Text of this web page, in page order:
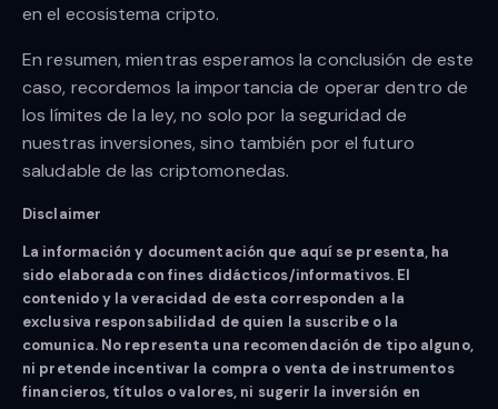
en el ecosistema cripto.
En resumen, mientras esperamos la conclusión de este
caso, recordemos la importancia de operar dentro de
los límites de la ley, no solo por la seguridad de
nuestras inversiones, sino también por el futuro
saludable de las criptomonedas.
Disclaimer
La información y documentación que aquí se presenta, ha
sido elaborada con fines didácticos/informativos. El
contenido y la veracidad de esta corresponden a la
exclusiva responsabilidad de quien la suscribe o la
comunica. No representa una recomendación de tipo alguno,
ni pretende incentivar la compra o venta de instrumentos
financieros, títulos o valores, ni sugerir la inversión en